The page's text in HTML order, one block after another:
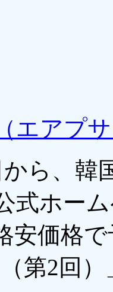
エアプ
から、韓
式ホー
安価格
（第2回